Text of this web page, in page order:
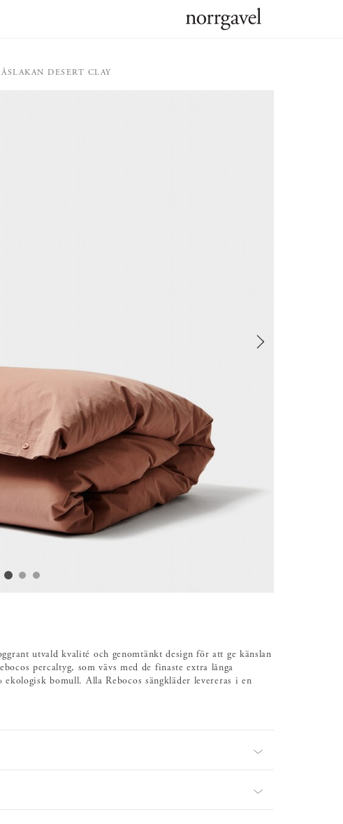
DESERT CLAY
utvald kvalité och genomtänkt design för att ge känslan
percaltyg, som vävs med de finaste extra långa
bomull. Alla Rebocos sängkläder levereras i en